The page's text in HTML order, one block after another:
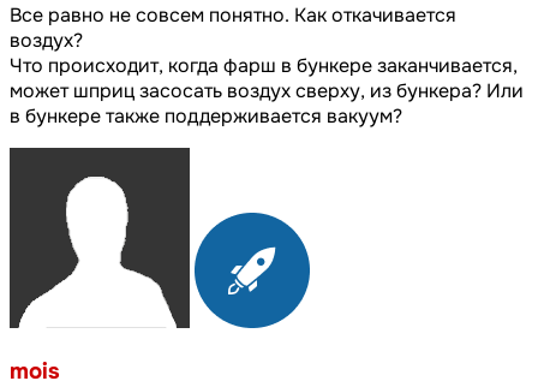
Все равно не совсем понятно. Как откачивается
воздух?
Что происходит, когда фарш в бункере заканчивается,
может шприц засосать воздух сверху, из бункера? Или
в бункере также поддерживается вакуум?
mois